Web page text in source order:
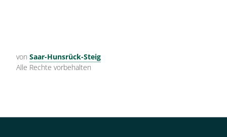
von Saar-Hunsrück-Steig
Alle Rechte vorbehalten